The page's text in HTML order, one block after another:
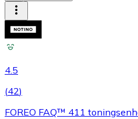
4.5
(42)
FOREO FAQ™ 411